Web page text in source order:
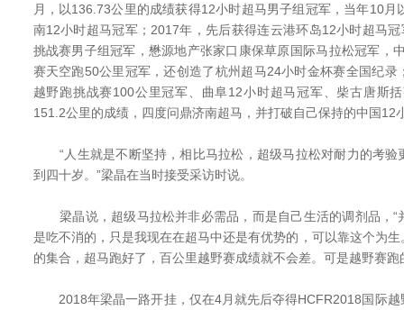
月，以136.73公里的成绩获得12小时超马男子组冠军，当年10
南12小时超马冠军；2017年，先后获得连云港环岛12小时超马
挑战赛男子组冠军，懋源地产张家口康保草原国际马拉松冠军，
赛天空跑50公里冠军，还创造了杭州超马24小时金杯赛全国纪录
越野跑挑战赛100公里冠军、曲阜12小时超马冠军、柴古唐斯
151.2公里的成绩，四度问鼎济南超马，并打破自己保持的中国
“人生就是不断坚持，相比马拉松，超级马拉松对耐力的考验
到四十岁。”梁晶在当时接受采访时说。
梁晶说，超级马拉松并非必需品，而是自己生活的调剂品，“
是吃不消的，只是我现在在超马中还是有优势的，可以靠这个为
的集合，超马跑好了，百公里越野赛成绩就不会差。可是越野赛跑
2018年梁晶一路开挂，仅在4月就先后夺得HCFR2018国际越